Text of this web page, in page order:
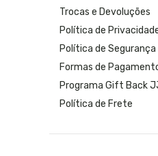
Trocas e Devoluções
Política de
Política de Segurança
Formas de
Programa Gift Back
Política de Frete